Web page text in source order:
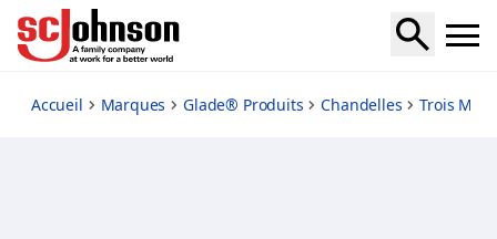
pine-and-shine
Accueil Marques Glade® Produits Chandelles Trois